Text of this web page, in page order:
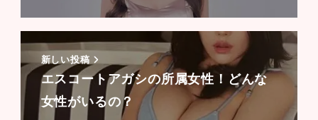
新しい投稿
エスコートアガシの所属女性！どんな
女性がいるの？